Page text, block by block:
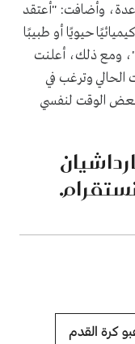
وأضافت: "أعتقد
حيويًا أو طبيبًا
ومع ذلك، أعلنت
الحالي وترغب في
بعض الوقت لنفسي
كرة القدم